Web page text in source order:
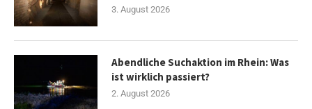
3. August 2026
Abendliche Suchaktion im Rhein: Was
ist wirklich passiert?
2. August 2026